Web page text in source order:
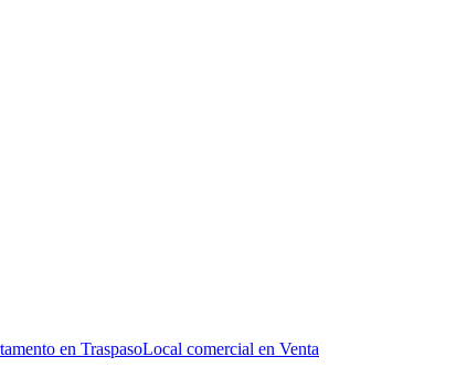
en TraspasoLocal comercial en Venta